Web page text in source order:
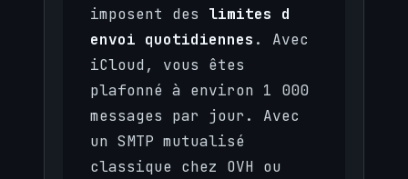
imposent des limites d
envoi quotidiennes . Avec
iCloud, vous êtes
plafonné à environ 1 000
messages par jour. Avec
un SMTP mutualisé
classique chez OVH ou